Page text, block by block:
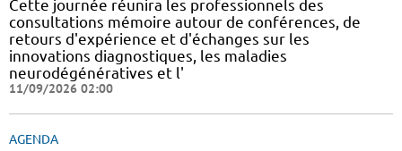
Cette journée réunira les professionnels des
consultations mémoire autour de conférences, de
retours d'expérience et d'échanges sur les
innovations diagnostiques, les maladies
neurodégénératives et l'
11/09/2026 02:00
AGENDA